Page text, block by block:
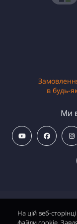
в будь-
Ми
На цій веб-